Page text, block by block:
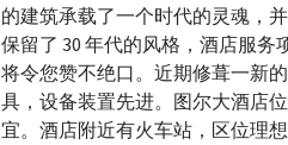
的建筑承载了一个时代的灵魂，
保留了 30 年代的风格，酒店服
将令您赞不绝口。近期修葺一新
具，设备装置先进。图尔大酒店
宜。酒店附近有火车站，区位理